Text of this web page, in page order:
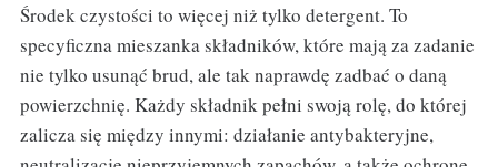
Środek czystości to więcej niż tylko detergent. To
specyficzna mieszanka składników, które mają za zadanie
nie tylko usunąć brud, ale tak naprawdę zadbać o daną
powierzchnię. Każdy składnik pełni swoją rolę, do której
zalicza się między innymi: działanie antybakteryjne,